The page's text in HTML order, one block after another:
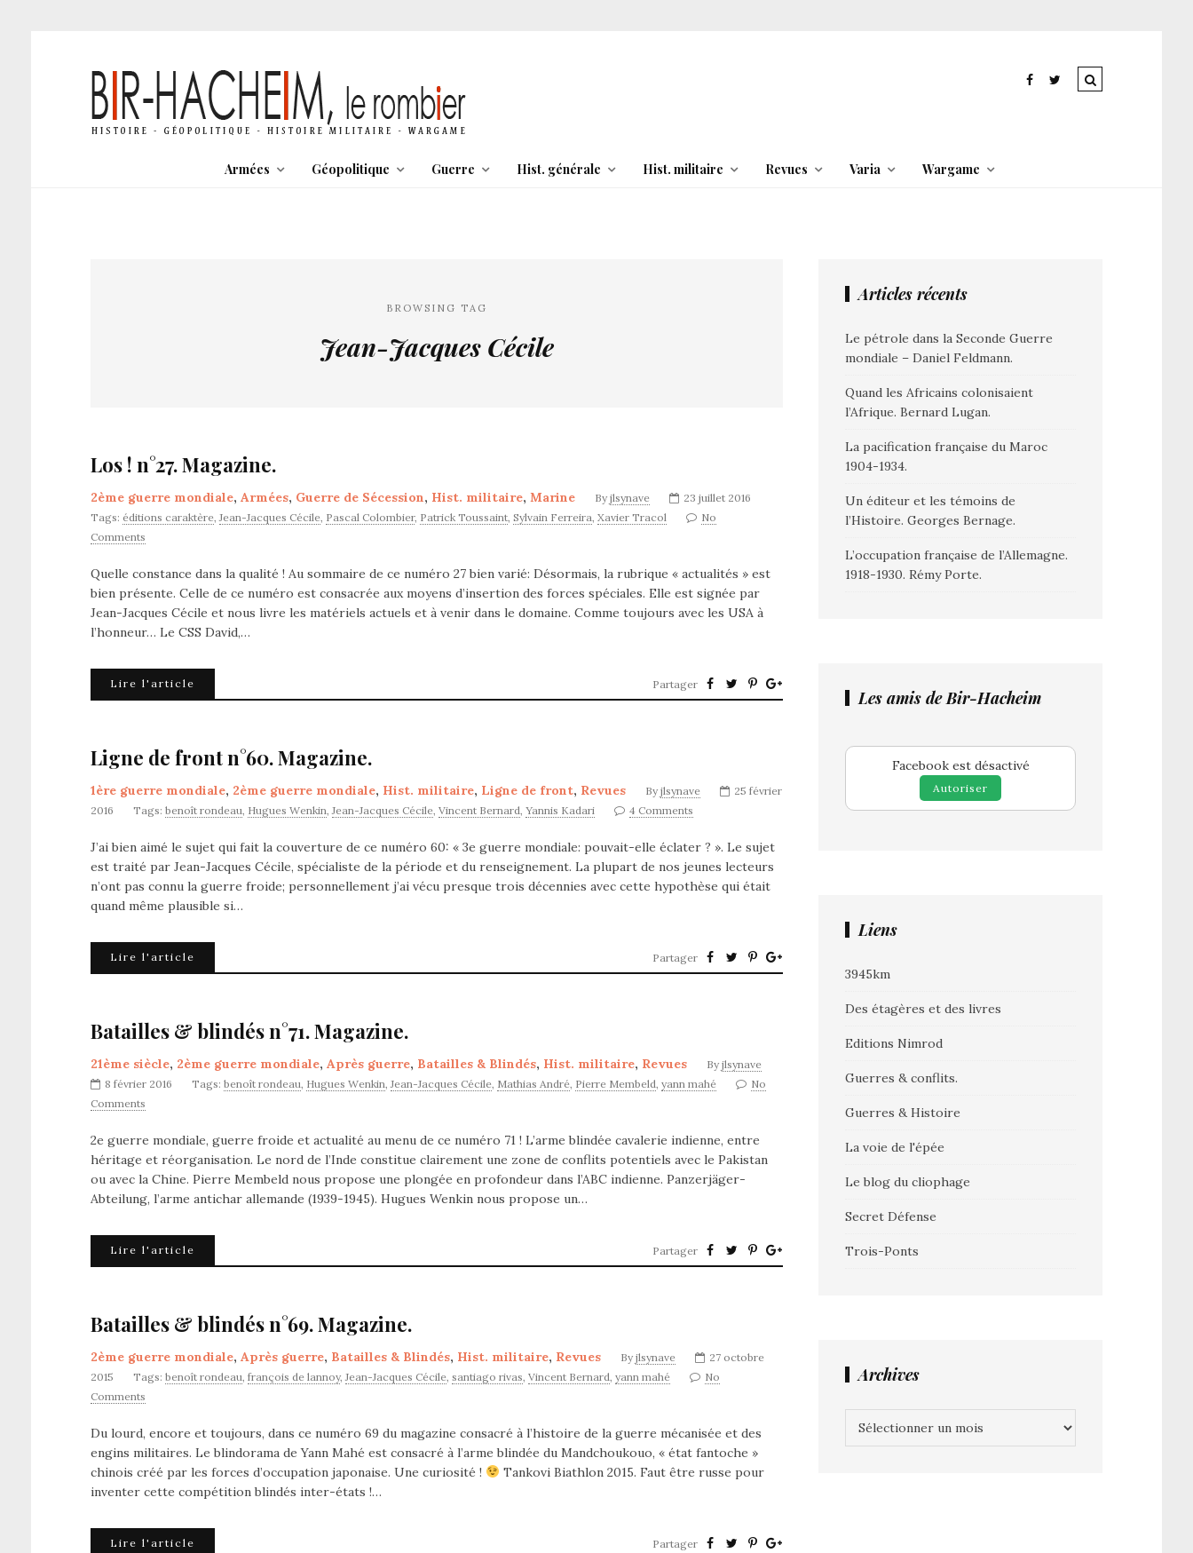
Armées Géopolitique Guerre Hist. générale Hist. militaire Revues Varia Wargame
BROWSING TAG
Jean-Jacques Cécile
Los ! n°27. Magazine.
2ème guerre mondiale, Armées, Guerre de Sécession, Hist. militaire, Marine By jlsynave
23 juillet 2016
Tags: éditions caraktère,Jean-Jacques Cécile, Pascal Colombier, Patrick Toussaint, Sylvain Ferreira, Xavier Tracol
No
Comments
Quelle constance dans la qualité ! Au sommaire de ce numéro 27 bien varié: Désormais, la rubrique « actualités » est
bien présente. Celle de ce numéro est consacrée aux moyens d’insertion des forces spéciales. Elle est signée par
Jean-Jacques Cécile et nous livre les matériels actuels et à venir dans le domaine. Comme toujours avec les USA à
l’honneur… Le CSS David,…
Lire l'article Partager
Ligne de front n°60. Magazine.
1ère guerre mondiale, 2ème guerre mondiale, Hist. militaire, Ligne de front, Revues By jlsynave
25 février
2016
Tags: benoît rondeau, Hugues Wenkin,Jean-Jacques Cécile, Vincent Bernard, Yannis Kadari 4 Comments
J’ai bien aimé le sujet qui fait la couverture de ce numéro 60: « 3e guerre mondiale: pouvait-elle éclater ? ». Le sujet
est traité par Jean-Jacques Cécile, spécialiste de la période et du renseignement. La plupart de nos jeunes lecteurs
n’ont pas connu la guerre froide; personnellement j’ai vécu presque trois décennies avec cette hypothèse qui était
quand même plausible si…
Lire l'article Partager
Batailles & blindés n°71. Magazine.
21ème siècle, 2ème guerre mondiale, Après guerre, Batailles & Blindés, Hist. militaire, Revues By jlsynave
8 février 2016
Tags: benoît rondeau, Hugues Wenkin,Jean-Jacques Cécile, Mathias André, Pierre Membeld, yann mahé
No
Comments
2e guerre mondiale, guerre froide et actualité au menu de ce numéro 71 ! L’arme blindée cavalerie indienne, entre
héritage et réorganisation. Le nord de l’Inde constitue clairement une zone de conflits potentiels avec le Pakistan
ou avec la Chine. Pierre Membeld nous propose une plongée en profondeur dans l’ABC indienne. Panzerjäger-
Abteilung, l’arme antichar allemande (1939-1945). Hugues Wenkin nous propose un…
Lire l'article Partager
Batailles & blindés n°69. Magazine.
2ème guerre mondiale, Après guerre, Batailles & Blindés, Hist. militaire, Revues By jlsynave
27 octobre
2015
Tags: benoît rondeau, françois de lannoy,Jean-Jacques Cécile, santiago rivas, Vincent Bernard, yann mahé
No
Comments
Du lourd, encore et toujours, dans ce numéro 69 du magazine consacré à l’histoire de la guerre mécanisée et des
engins militaires. Le blindorama de Yann Mahé est consacré à l’arme blindée du Mandchoukouo, « état fantoche »
chinois créé par les forces d’occupation japonaise. Une curiosité !
Tankovi Biathlon 2015. Faut être russe pour
inventer cette compétition blindés inter-états !…
Lire l'article Partager
Articles récents
Le pétrole dans la Seconde Guerre
mondiale – Daniel Feldmann.
Quand les Africains colonisaient
l’Afrique. Bernard Lugan.
La pacification française du Maroc
1904-1934.
Un éditeur et les témoins de
l’Histoire. Georges Bernage.
L’occupation française de l’Allemagne.
1918-1930. Rémy Porte.
Les amis de Bir-Hacheim
Facebook est désactivé
Autoriser
Liens
3945km
Des étagères et des livres
Editions Nimrod
Guerres & conflits.
Guerres & Histoire
La voie de l'épée
Le blog du cliophage
Secret Défense
Trois-Ponts
Archives